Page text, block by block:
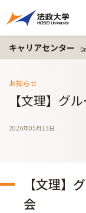
キャリアセンター
お知らせ
【文理】グ
2026年05月13日
【文理】
会